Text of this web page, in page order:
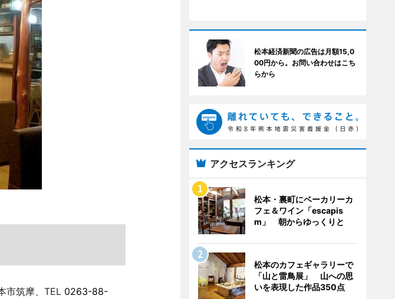
市筑摩、TEL 0263-88-
松本経済新聞の広告は月額15,0
00円から。お問い合わせはこち
らから
アクセスランキング
松本・裏町にベーカリーカ
フェ＆ワイン「escapis
m」 朝からゆっくりと
松本のカフェギャラリーで
「山と雷鳥展」 山への思
いを表現した作品350点